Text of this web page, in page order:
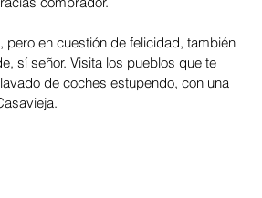
sí señor. Visita los pueblos que te
de coches estupendo, con una